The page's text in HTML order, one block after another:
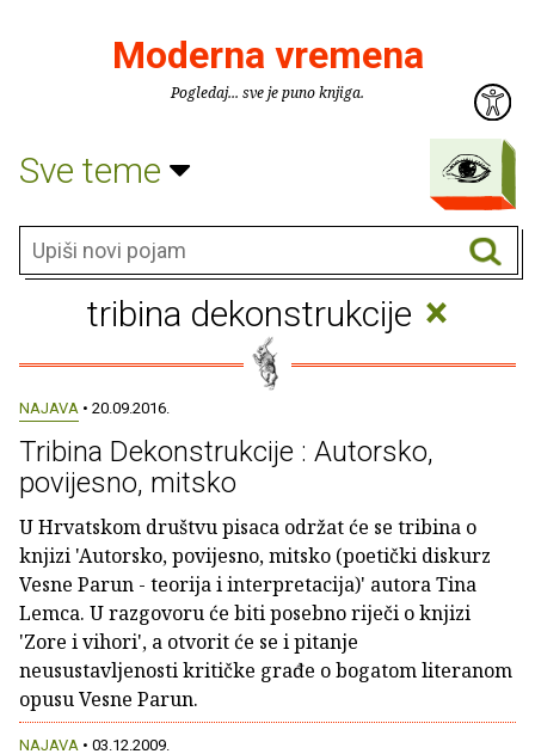
Moderna vremena
Pogledaj... sve je puno knjiga.
Sve teme
tribina dekonstrukcije ×
NAJAVA • 20.09.2016.
Tribina Dekonstrukcije : Autorsko,
povijesno, mitsko
U Hrvatskom društvu pisaca održat će se tribina o
knjizi 'Autorsko, povijesno, mitsko (poetički diskurz
Vesne Parun - teorija i interpretacija)' autora Tina
Lemca. U razgovoru će biti posebno riječi o knjizi
'Zore i vihori', a otvorit će se i pitanje
neusustavljenosti kritičke građe o bogatom literanom
opusu Vesne Parun.
NAJAVA • 03.12.2009.